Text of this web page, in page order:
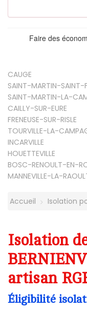
Faire des
CAUGE
SAINT-MARTIN-SAINT-
SAINT-MARTIN-LA-
CAILLY-SUR-EURE
FRENEUSE-SUR-RISLE
TOURVILLE-LA-
INCARVILLE
HOUETTEVILLE
BOSC-RENOULT-EN-
MANNEVILLE-LA-
Accueil Isolation
Isolation
artisan
Éligibilité